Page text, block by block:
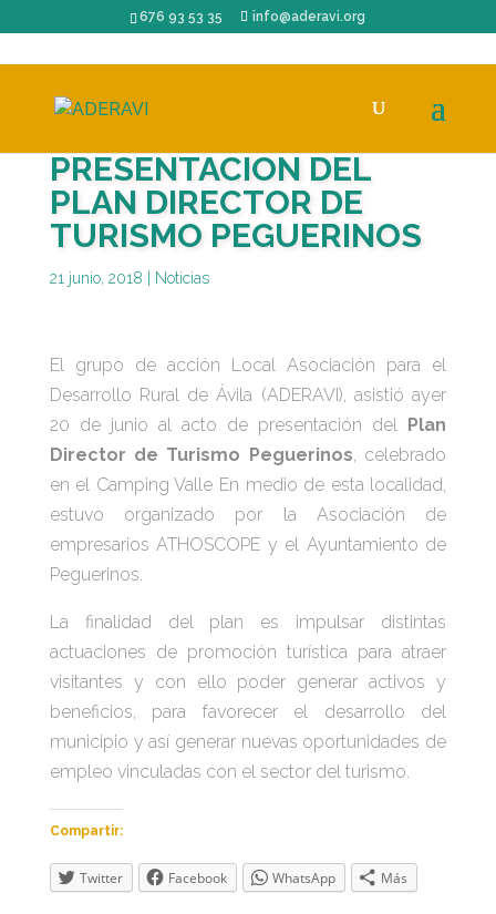
676 93 53 35 info@aderavi.org
PRESENTACION DEL
PLAN DIRECTOR DE
TURISMO PEGUERINOS
21 junio, 2018 Noticias
El grupo de acción Local Asociación para el
Desarrollo Rural de Ávila (ADERAVI), asistió ayer
20 de junio al acto de presentación del Plan
Director de Turismo Peguerinos, celebrado
en el Camping Valle En medio de esta localidad,
estuvo organizado por la Asociación de
empresarios ATHOSCOPE y el Ayuntamiento de
Peguerinos.
La finalidad del plan es impulsar distintas
actuaciones de promoción turística para atraer
visitantes y con ello poder generar activos y
beneficios, para favorecer el desarrollo del
municipio y así generar nuevas oportunidades de
empleo vinculadas con el sector del turismo.
Compartir:
Twitter Facebook WhatsApp Más